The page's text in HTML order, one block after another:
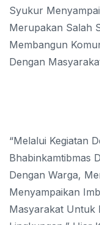
Syukur
Merupakan Salah
Membangun
Dengan
“Melalui Kegiatan
Bhabinkamtibmas
Dengan Warga,
Menyampaikan
Masyarakat Untuk